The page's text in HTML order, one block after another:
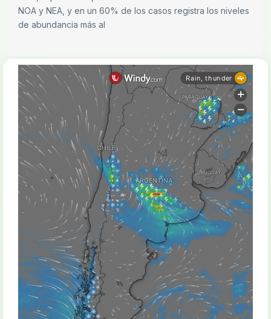
NOA y NEA, y en un 60% de los casos registra los niveles
de abundancia más al